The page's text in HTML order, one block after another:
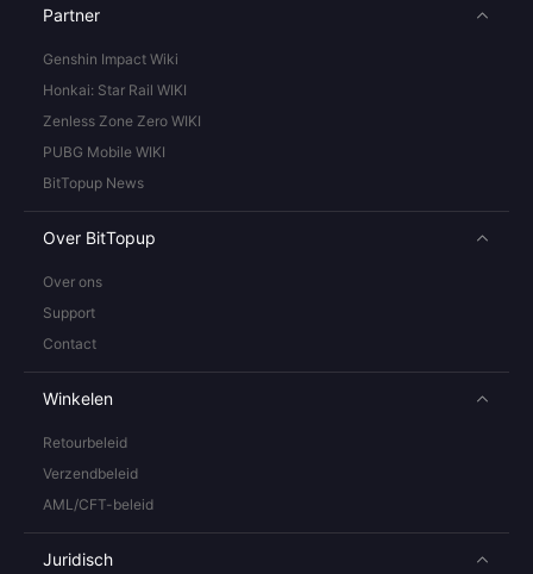
Partner
Genshin Impact Wiki
Honkai: Star Rail WIKI
Zenless Zone Zero WIKI
PUBG Mobile WIKI
BitTopup News
Over BitTopup
Over ons
Support
Contact
Winkelen
Retourbeleid
Verzendbeleid
AML/CFT-beleid
Juridisch